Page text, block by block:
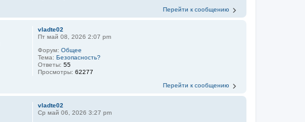
Перейти к сообщению
vladte02
Пт май 08, 2026 2:07 pm
Форум:Общее
Тема:Безопасность?
Ответы:55
Просмотры:62277
Перейти к сообщению
vladte02
Ср май 06, 2026 3:27 pm